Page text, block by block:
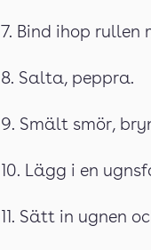
7. Bind ihop rullen
8. Salta, peppra.
9. Smält smör,
10. Lägg i en
11. Sätt in ugnen